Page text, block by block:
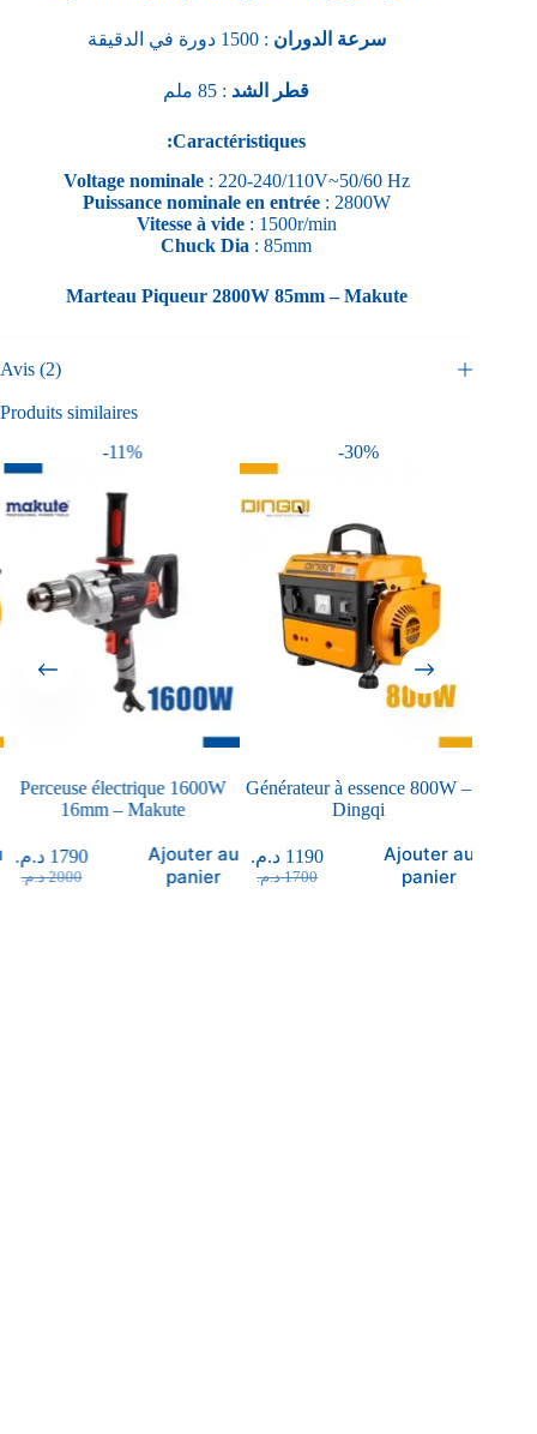
سرعة الدوران : 1500 دورة في الدقيقة
قطر الشد : 85 ملم
:Caractéristiques
Voltage nominale : 220-240/110V~50/60 Hz
Puissance nominale en entrée: 2800W
Vitesse à vide: 1500r/min
Chuck Dia : 85mm
Marteau Piqueur 2800W 85mm – Makute
Avis (2)
Produits similaires
-11%
Perceuse électrique 1600W
16mm – Makute
2000 د.م.
1790 د.م.
Ajouter au
panier
-30%
Générateur à essence 800W –
Dingqi
1700 د.م.
1190 د.م.
Ajouter au
panier د.م.